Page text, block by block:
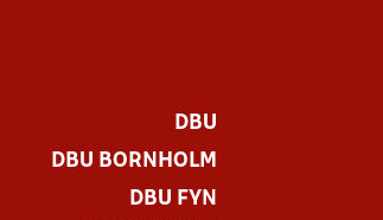
DBU
DBU BORNHOLM
DBU FYN